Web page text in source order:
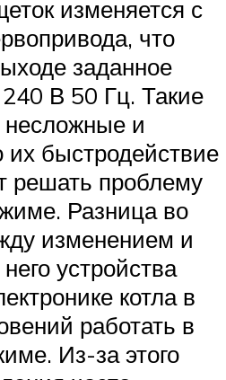
изменяется с
что
заданное
В 50 Гц. Такие
несложные и
быстродействие
решать проблему
Разница во
изменением и
устройства
котла в
работать в
Из-за этого